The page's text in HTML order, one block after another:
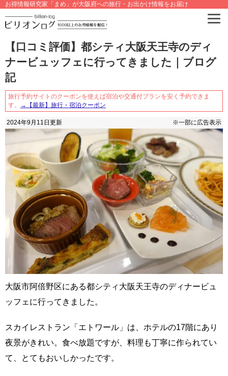
お得情報研究家「まめ」が大阪府への旅行・お出かけ情報をお届け
【口コミ評価】都シティ大阪天王寺のディ
ナービュッフェに行ってきました｜ブログ
記
旅行予約サイトのクーポンを使えば宿泊や交通付プランを安く予約できま
す。
→【最新】旅行・宿泊クーポン
2024年9月11日 更新 ※一部に広告表示
大阪市阿倍野区にある都シティ大阪天王寺のディナービュ
ッフェに行ってきました。
スカイレストラン「エトワール」は、ホテルの17階にあり
夜景がきれい。食べ放題ですが、料理も丁寧に作られてい
て、とてもおいしかったです。